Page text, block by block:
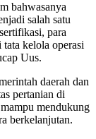
bahwasanya
salah satu
para
kelola operasi
Uus.
daerah dan
pertanian di
mendukung
berkelanjutan.